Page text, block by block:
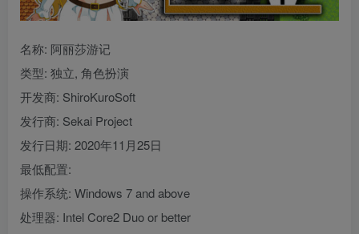
名称: 阿丽莎游记
类型: 独立, 角色扮演
开发商: ShiroKuroSoft
发行商: Sekai Project
发行日期: 2020年11月25日
最低配置:
操作系统: Windows 7 and above
处理器: Intel Core2 Duo or better